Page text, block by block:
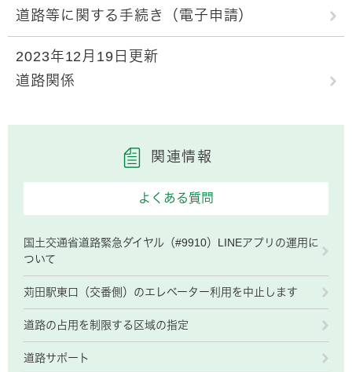
道路等に関する手続き（電子申請）
2023年12月19日更新
道路関係
関連情報
よくある質問
国土交通省道路緊急ダイヤル（#9910）LINEアプリの運用に
ついて
苅田駅東口（交番側）のエレベーター利用を中止します
道路の占用を制限する区域の指定
道路サポート